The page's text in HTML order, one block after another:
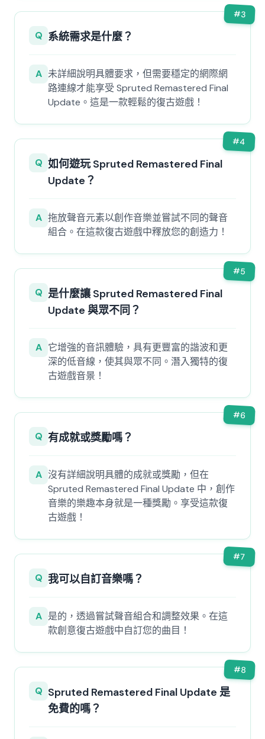
#3
Q 系統需求是什麼？
A 未詳細說明具體要求，但需要穩定的網際網
路連線才能享受 Spruted Remastered Final
Update。這是一款輕鬆的復古遊戲！
#4
Q 如何遊玩 Spruted Remastered Final
Update？
A 拖放聲音元素以創作音樂並嘗試不同的聲音
組合。在這款復古遊戲中釋放您的創造力！
#5
Q 是什麼讓 Spruted Remastered Final
Update 與眾不同？
A 它增強的音訊體驗，具有更豐富的諧波和更
深的低音線，使其與眾不同。潛入獨特的復
古遊戲音景！
#6
Q 有成就或獎勵嗎？
A 沒有詳細說明具體的成就或獎勵，但在
Spruted Remastered Final Update 中，創作
音樂的樂趣本身就是一種獎勵。享受這款復
古遊戲！
#7
Q 我可以自訂音樂嗎？
A 是的，透過嘗試聲音組合和調整效果。在這
款創意復古遊戲中自訂您的曲目！
#8
Q Spruted Remastered Final Update 是
免費的嗎？